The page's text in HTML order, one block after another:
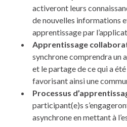
activeront leurs
de nouvelles informations
apprentissage par
Apprentissage
synchrone comprendra
et le partage de ce qui a été
favorisant ainsi une
Processus
participant(e)s
asynchrone en mettant à